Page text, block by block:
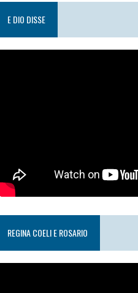
E DIO DISSE
REGINA COELI E ROSARIO